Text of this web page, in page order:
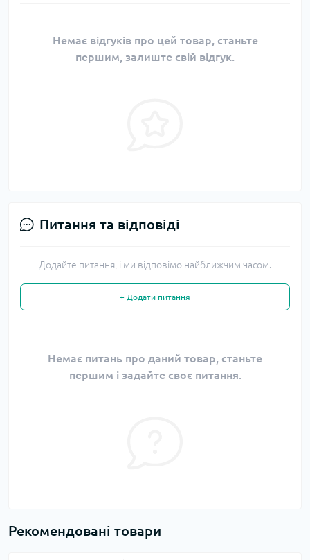
Немає відгуків про цей товар, станьте
першим, залиште свій відгук.
Питання та відповіді
Додайте питання, і ми відповімо найближчим часом.
+ Додати питання
Немає питань про даний товар, станьте
першим і задайте своє питання.
Рекомендовані товари